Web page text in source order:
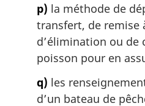
p) la méthode de
transfert, de remise
d’élimination ou de
poisson pour en
q) les
d’un bateau de